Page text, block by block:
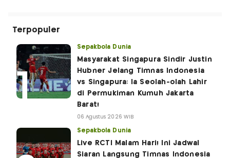
Terpopuler
Sepakbola Dunia
Masyarakat Singapura Sindir Justin
Hubner Jelang Timnas Indonesia
vs Singapura: Ia Seolah-olah Lahir
di Permukiman Kumuh Jakarta
Barat!
06 Agustus 2026 WIB
Sepakbola Dunia
Live RCTI Malam Hari! Ini Jadwal
Siaran Langsung Timnas Indonesia